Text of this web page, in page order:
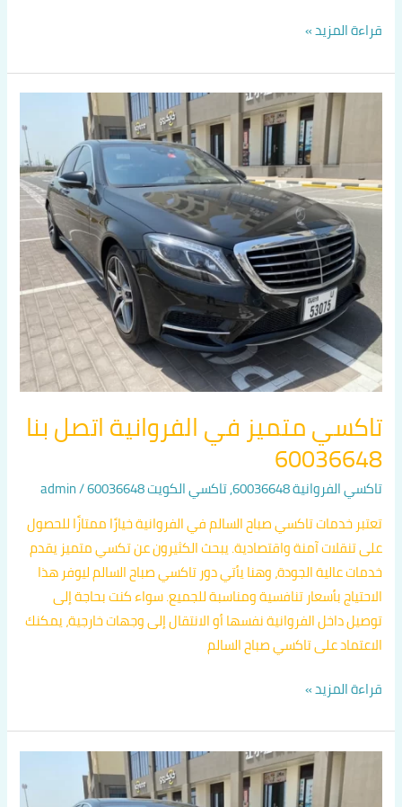
قراءة المزيد »
تاكسي متميز في الفروانية اتصل بنا
60036648
تاكسي الفروانية 60036648 ,تاكسي الكويت 60036648 /
admin
تعتبر خدمات تاكسي صباح السالم في الفروانية خيارًا ممتازًا للحصول
على تنقلات آمنة واقتصادية. يبحث الكثيرون عن تكسي متميز يقدم
خدمات عالية الجودة، وهنا يأتي دور تاكسي صباح السالم ليوفر هذا
الاحتياج بأسعار تنافسية ومناسبة للجميع. سواء كنت بحاجة إلى
توصيل داخل الفروانية نفسها أو الانتقال إلى وجهات خارجية، يمكنك
الاعتماد على تاكسي صباح السالم
تاكسي
الفروانية
اتصل
60036648
قراءة المزيد »
تكاسي